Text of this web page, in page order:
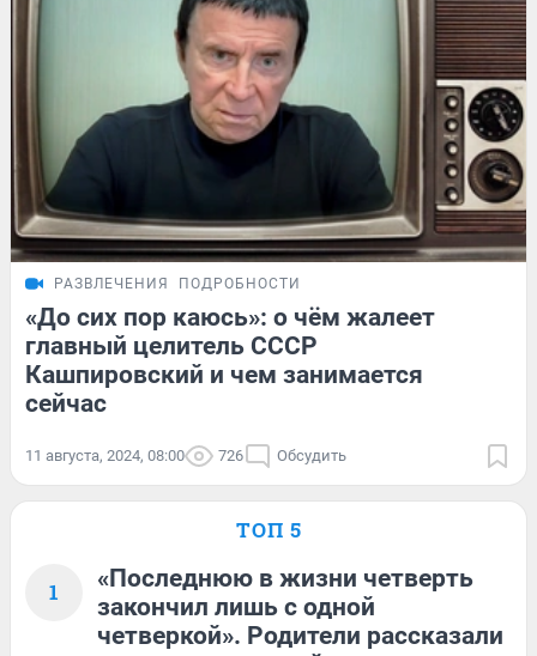
РАЗВЛЕЧЕНИЯ ПОДРОБНОСТИ
«До сих пор каюсь»: о чём жалеет
главный целитель СССР
Кашпировский и чем занимается
сейчас
11 августа, 2024, 08:00 726 Обсудить
ТОП 5
1
«Последнюю в жизни четверть
закончил лишь с одной
четверкой». Родители рассказали